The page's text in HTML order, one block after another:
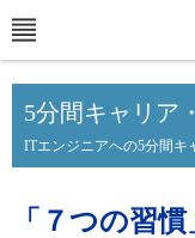
5分間キャリア
ITエンジニアへの5分間キ
「７つの習